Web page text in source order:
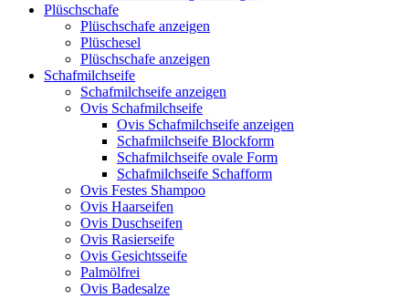
Plüschschafe
Plüschschafe anzeigen
Plüschesel
Plüschschafe anzeigen
Schafmilchseife
Schafmilchseife anzeigen
Ovis Schafmilchseife
Ovis Schafmilchseife anzeigen
Schafmilchseife Blockform
Schafmilchseife ovale Form
Schafmilchseife Schafform
Ovis Festes Shampoo
Ovis Haarseifen
Ovis Duschseifen
Ovis Rasierseife
Ovis Gesichtsseife
Palmölfrei
Ovis Badesalze